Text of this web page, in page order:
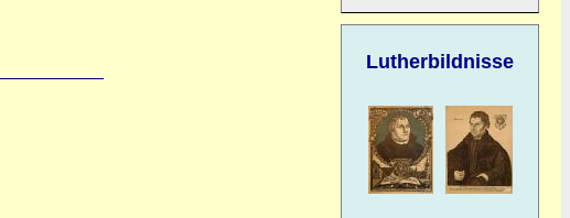
Lutherbildnisse